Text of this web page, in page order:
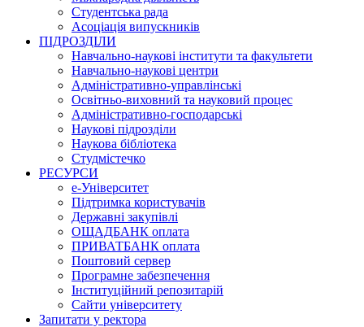
Студентська рада
Асоціація випускників
ПІДРОЗДІЛИ
Навчально-наукові інститути та факультети
Навчально-наукові центри
Адміністративно-управлінські
Освітньо-виховний та науковий процес
Адміністративно-господарські
Наукові підрозділи
Наукова бібліотека
Студмістечко
РЕСУРСИ
е-Університет
Підтримка користувачів
Державні закупівлі
ОЩАДБАНК оплата
ПРИВАТБАНК оплата
Поштовий сервер
Програмне забезпечення
Інституційний репозитарій
Сайти університету
Запитати у ректора